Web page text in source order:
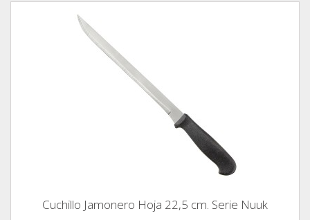
Cuchillo Jamonero Hoja 22,5 cm. Serie Nuuk